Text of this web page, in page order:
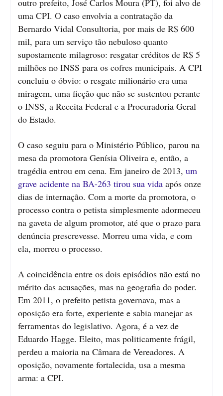
uma CPI. O caso envolvia a contratação da
Bernardo Vidal Consultoria, por mais de R$ 600
mil, para um serviço tão nebuloso quanto
supostamente milagroso: resgatar créditos de R$ 5
milhões no INSS para os cofres municipais. A CPI
concluiu o óbvio: o resgate milionário era uma
miragem, uma ficção que não se sustentou perante
o INSS, a Receita Federal e a Procuradoria Geral
do Estado.
O caso seguiu para o Ministério Público, parou na
mesa da promotora Genísia Oliveira e, então, a
tragédia entrou em cena. Em janeiro de 2013, um
grave acidente na BA-263 tirou sua vida após onze
dias de internação. Com a morte da promotora, o
processo contra o petista simplesmente adormeceu
na gaveta de algum promotor, até que o prazo para
denúncia prescrevesse. Morreu uma vida, e com
ela, morreu o processo.
A coincidência entre os dois episódios não está no
mérito das acusações, mas na geografia do poder.
Em 2011, o prefeito petista governava, mas a
oposição era forte, experiente e sabia manejar as
ferramentas do legislativo. Agora, é a vez de
Eduardo Hagge. Eleito, mas politicamente frágil,
perdeu a maioria na Câmara de Vereadores. A
oposição, novamente fortalecida, usa a mesma
arma: a CPI.